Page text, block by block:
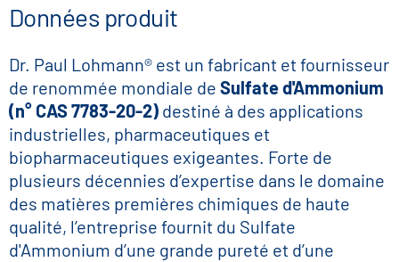
Données produit
Dr. Paul Lohmann® est un fabricant et fournisseur
de renommée mondiale de Sulfate d'Ammonium
(n° CAS 7783-20-2) destiné à des applications
industrielles, pharmaceutiques et
biopharmaceutiques exigeantes. Forte de
plusieurs décennies d’expertise dans le domaine
des matières premières chimiques de haute
qualité, l’entreprise fournit du Sulfate
d'Ammonium d’une grande pureté et d’une